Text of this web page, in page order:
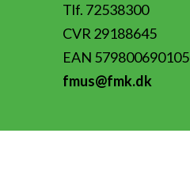
Tlf. 72538300
CVR 29188645
EAN
fmus@fmk.dk